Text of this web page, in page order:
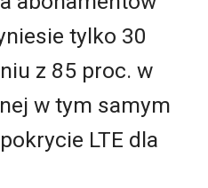
tylko 30
z 85 proc. w
w tym samym
LTE dla